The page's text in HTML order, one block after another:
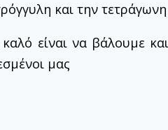
και την
είναι να βάλουμε
μας